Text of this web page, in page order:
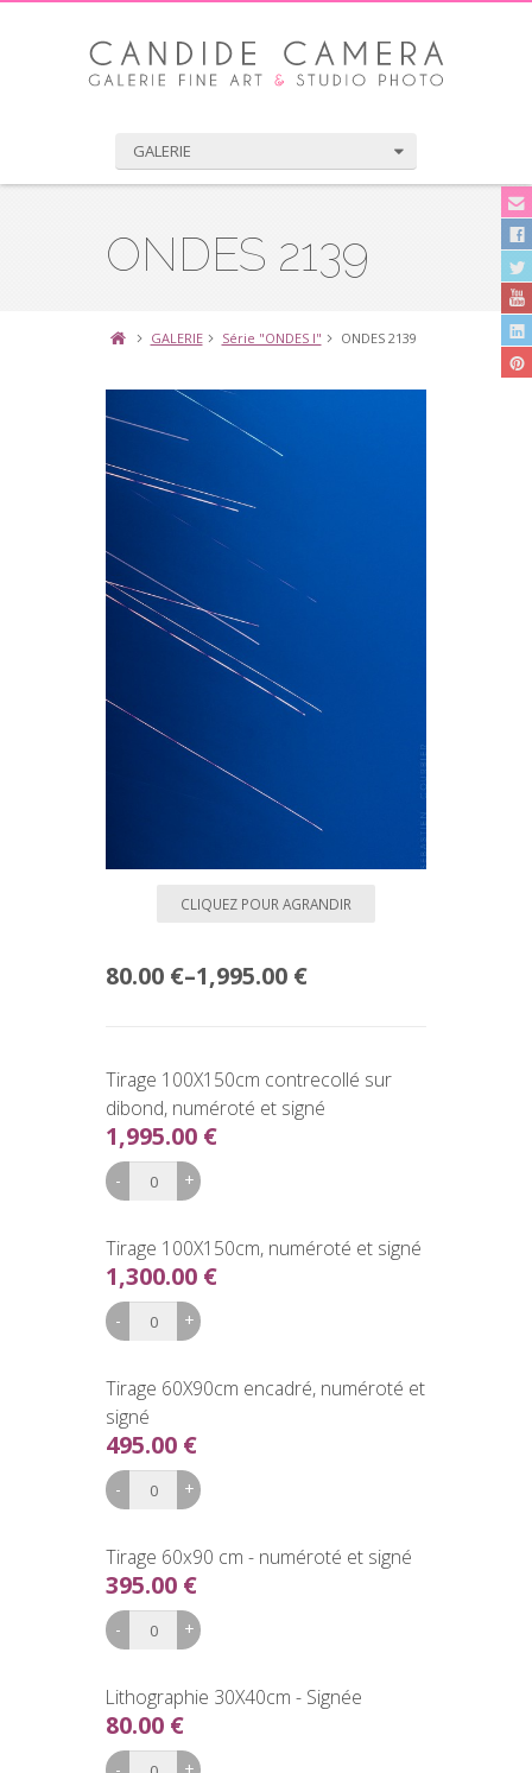
GALERIE
ONDES 2139
GALERIE Série "ONDES I" ONDES 2139
CLIQUEZ POUR AGRANDIR
80.00 €–1,995.00 €
Tirage 100X150cm contrecollé sur
dibond, numéroté et signé
1,995.00 €
Tirage 100X150cm, numéroté et signé
1,300.00 €
Tirage 60X90cm encadré, numéroté et
signé
495.00 €
Tirage 60x90 cm - numéroté et signé
395.00 €
Lithographie 30X40cm - Signée
80.00 €